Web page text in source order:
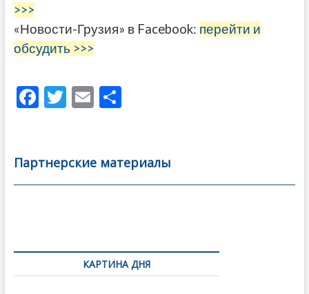
>>>
«Новости-Грузия» в Facebook: перейти и
обсудить >>>
F
b
o
T
er
E
l
О
а
в
Партнерские материалы
по
записямКАРТИНА ДНЯ